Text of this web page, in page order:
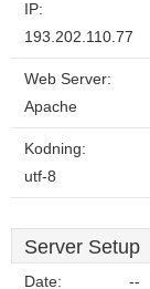
IP:
193.202.110.77
Web Server:
Apache
Kodning:
utf-8
Server Setup
Date: --